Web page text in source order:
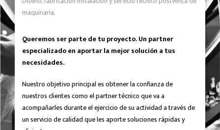
maquinaria.
Queremos ser parte de tu proyecto. Un partner
especializado en aportar la mejor solución a tus
necesidades.
Nuestro objetivo principal es obtener la confianza de
nuestros clientes como el partner técnico que va a
acompañarles durante el ejercicio de su actividad a través de
un servicio de calidad que les aporte soluciones rápidas y